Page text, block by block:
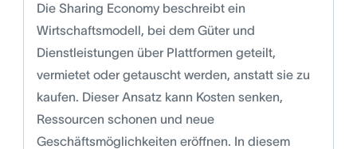
Die Sharing Economy beschreibt ein
Wirtschaftsmodell, bei dem Güter und
Dienstleistungen über Plattformen geteilt,
vermietet oder getauscht werden, anstatt sie zu
kaufen. Dieser Ansatz kann Kosten senken,
Ressourcen schonen und neue
Geschäftsmöglichkeiten eröffnen. In diesem